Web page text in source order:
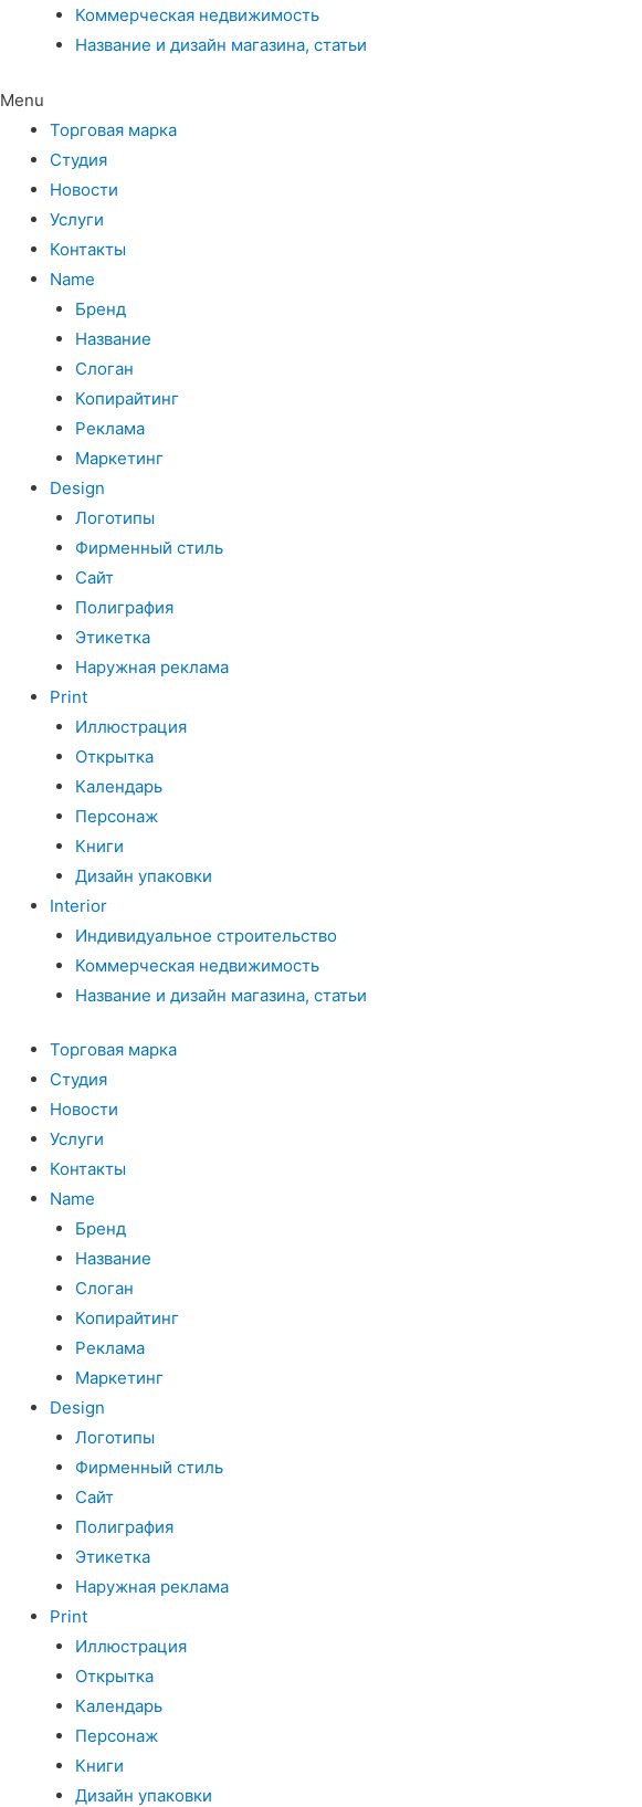
Коммерческая недвижимость
Название и дизайн магазина, статьи
Menu
Торговая марка
Студия
Новости
Услуги
Контакты
Name
Бренд
Название
Слоган
Копирайтинг
Реклама
Маркетинг
Design
Логотипы
Фирменный стиль
Сайт
Полиграфия
Этикетка
Наружная реклама
Print
Иллюстрация
Открытка
Календарь
Персонаж
Книги
Дизайн упаковки
Interior
Индивидуальное строительство
Коммерческая недвижимость
Название и дизайн магазина, статьи
Торговая марка
Студия
Новости
Услуги
Контакты
Name
Бренд
Название
Слоган
Копирайтинг
Реклама
Маркетинг
Design
Логотипы
Фирменный стиль
Сайт
Полиграфия
Этикетка
Наружная реклама
Print
Иллюстрация
Открытка
Календарь
Персонаж
Книги
Дизайн упаковки